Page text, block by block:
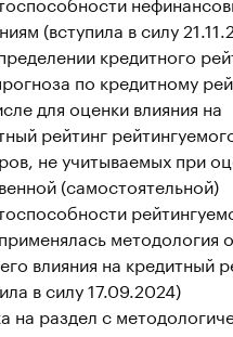
(вступила в силу
кредитного
по кредитному
для оценки влияния на
рейтинг
не учитываемых при
(самостоятельной)
методология
влияния на кредитный
в силу 17.09.2024)
на раздел с